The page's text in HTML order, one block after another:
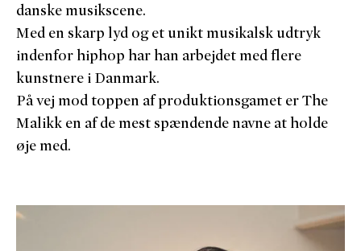
danske musikscene.
Med en skarp lyd og et unikt musikalsk udtryk
indenfor hiphop har han arbejdet med flere
kunstnere i Danmark.
På vej mod toppen af produktionsgamet er The
Malikk en af de mest spændende navne at holde
øje med.